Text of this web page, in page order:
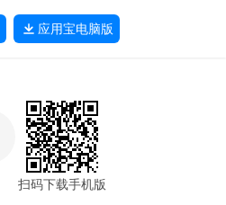
应用宝电脑版
扫码下载手机版